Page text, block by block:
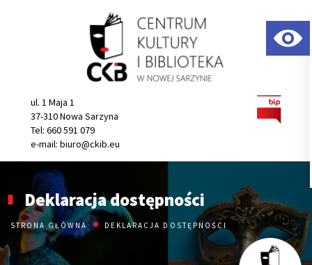
ul. 1 Maja 1
37-310 Nowa Sarzyna
Tel: 660 591 079
e-mail: biuro@ckib.eu
Deklaracja dostępności
STRONA GŁÓWNA DEKLARACJA DOSTĘPNOŚCI